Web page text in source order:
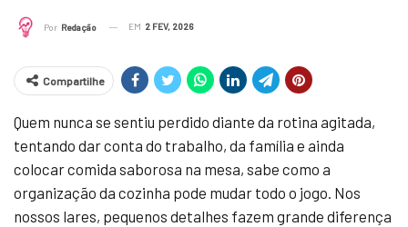
Por Redação EM 2 FEV, 2026
Compartilhe
Quem nunca se sentiu perdido diante da rotina agitada,
tentando dar conta do trabalho, da família e ainda
colocar comida saborosa na mesa, sabe como a
organização da cozinha pode mudar todo o jogo. Nos
nossos lares, pequenos detalhes fazem grande diferença